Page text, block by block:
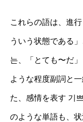
これらの語は、進
ういう状態である
는、「とても〜だ
ような程度副詞と
た、感情を表す 기
のような単語も、